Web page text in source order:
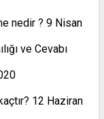
nedir ? 9 Nisan
ve Cevabı
12 Haziran